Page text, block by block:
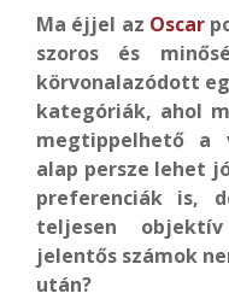
Ma éjjel az Oscar
szoros és
körvonalazódott
kategóriák, ahol
megtippelhető a
alap persze lehet
preferenciák is,
teljesen
jelentős számok
után?